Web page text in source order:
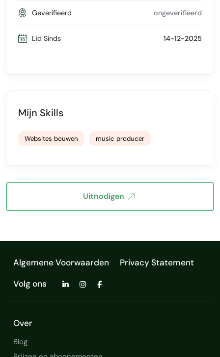
Geverifieerd ongeverifieerd
Lid Sinds 14-12-2025
Mijn Skills
Websites bouwen music producer
Uitnodigen
Algemene Voorwaarden
Privacy Statement
Volg ons
Over
Blog